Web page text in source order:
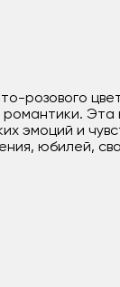
розового
романтики. Эта
эмоций и
юбилей,